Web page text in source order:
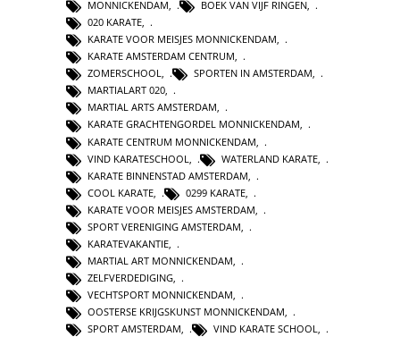
MONNICKENDAM, BOEK VAN VIJF RINGEN,
020 KARATE,
KARATE VOOR MEISJES MONNICKENDAM,
KARATE AMSTERDAM CENTRUM,
ZOMERSCHOOL, SPORTEN IN AMSTERDAM,
MARTIALART 020,
MARTIAL ARTS AMSTERDAM,
KARATE GRACHTENGORDEL MONNICKENDAM,
KARATE CENTRUM MONNICKENDAM
VIND KARATESCHOOL
WATERLAND KARATE
KARATE BINNENSTAD AMSTERDAM
COOL KARATE
0299 KARATE
KARATE VOOR MEISJES AMSTERDAM
SPORT VERENIGING AMSTERDAM
KARATEVAKANTIE
MARTIAL ART MONNICKENDAM
ZELFVERDEDIGING,
VECHTSPORT MONNICKENDAM,
OOSTERSE KRIJGSKUNST MONNICKENDAM,
SPORT AMSTERDAM, VIND KARATE SCHOOL,